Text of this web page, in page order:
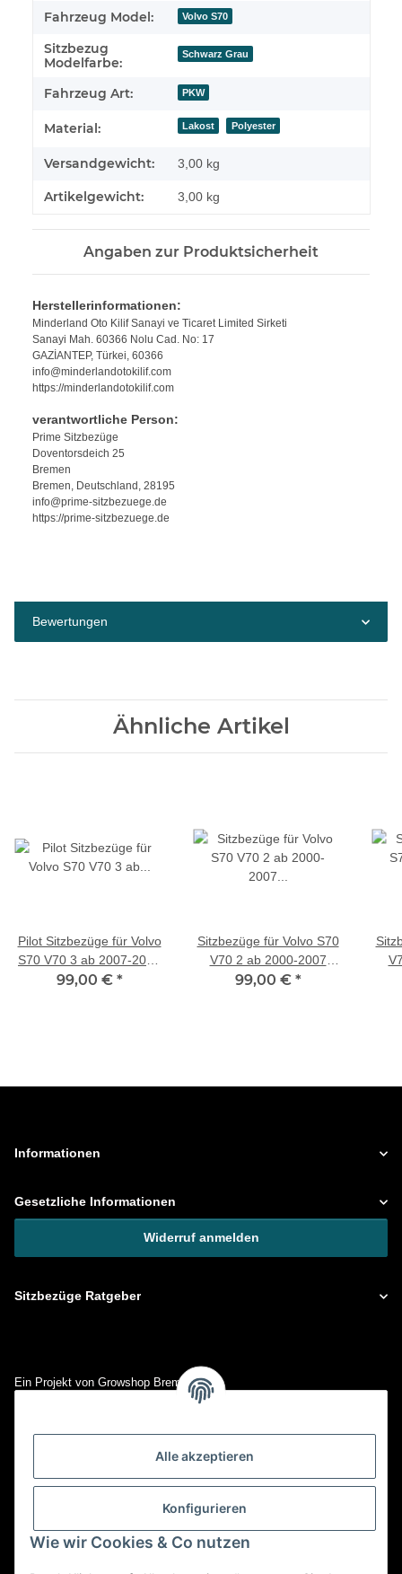
Alle akzeptieren
Konfigurieren
Wie wir Cookies & Co nutzen
Fahrzeug Model: Volvo S70
Sitzbezug
Modelfarbe:
Schwarz Grau
Fahrzeug Art: PKW
Material: Lakost Polyester
Versandgewicht: 3,00 kg
Artikelgewicht: 3,00 kg
Angaben zur Produktsicherheit
Herstellerinformationen:
Minderland Oto Kilif Sanayi ve Ticaret Limited Sirketi
Sanayi Mah. 60366 Nolu Cad. No: 17
GAZİANTEP, Türkei, 60366
info@minderlandotokilif.com
https://minderlandotokilif.com
verantwortliche Person:
Prime Sitzbezüge
Doventorsdeich 25
Bremen
Bremen, Deutschland, 28195
info@prime-sitzbezuege.de
https://prime-sitzbezuege.de
Bewertungen
Ähnliche Artikel
Pilot Sitzbezüge für Volvo
S70 V70 3 ab 2007-2016
(Schwarz-Grau) ZARA401
99,00 € *
Sitzbezüge für Volvo S70
V70 2 ab 2000-2007
(Schwarz-Grau) HEST115
99,00 € *
Informationen
Gesetzliche Informationen
Widerruf anmelden
Sitzbezüge Ratgeber
Ein Projekt von Growshop Bremen
Kontakt: info@prime-sitzbezuege.de